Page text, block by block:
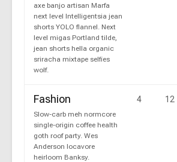
axe banjo artisan Marfa
next level Intelligentsia jean
shorts YOLO flannel. Next
level migas Portland tilde,
jean shorts hella organic
sriracha mixtape selfies
wolf.
Fashion
Slow-carb meh normcore
single-origin coffee health
goth roof party. Wes
Anderson locavore
heirloom Banksy.
4 12